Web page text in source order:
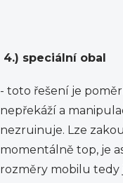
4.) speciální obal
- toto řešení je
nepřekáží a
nezruinuje. Lze
momentálně top, je
rozměry mobilu tedy